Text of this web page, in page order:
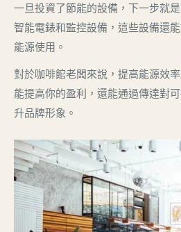
一旦投資了節能的設備，下一步就
智能電錶和監控設備，這些設備還
能源使用。
對於咖啡館老闆來說，提高能源效
能提高你的盈利，還能通過傳達對
升品牌形象。